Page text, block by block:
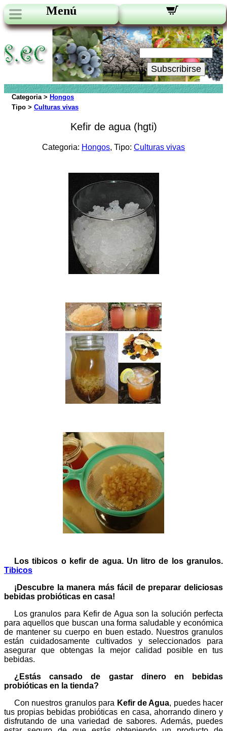
Menú
Novedades:
Su Email:
Subscribirse
Categoria > Hongos
Tipo > Culturas vivas
Kefir de agua (hgti)
Categoria: Hongos, Tipo: Culturas vivas
Los tibicos o kefir de agua. Un litro de los granulos.
Tibicos
¡Descubre la manera más fácil de preparar deliciosas
bebidas probióticas en casa!
Los granulos para Kefir de Agua son la solución perfecta
para aquellos que buscan una forma saludable y económica
de mantener su cuerpo en buen estado. Nuestros granulos
están cuidadosamente cultivados y seleccionados para
asegurar que obtengas la mejor calidad posible en tus
bebidas.
¿Estás cansado de gastar dinero en bebidas
probióticas en la tienda?
Con nuestros granulos para Kefir de Agua, puedes hacer
tus propias bebidas probióticas en casa, ahorrando dinero y
disfrutando de una variedad de sabores. Además, puedes